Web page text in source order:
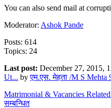
You can also send mail at
Moderator: Ashok Pande
Posts: 614
Topics: 24
Last post: December 27, 2015,
Ut... byएम.एस. मेहता /M S Mehta
Matrimonial & Vacancies
सम्बन्धित